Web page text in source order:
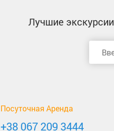
Лучшие экскурсии
Посуточная Аренда
+38 067 209 3444